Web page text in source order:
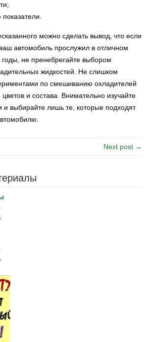
можно сделать вывод, что если
автомобиль прослужил в отличном
годы, не пренебрегайте выбором
жидкостей. Не слишком
по смешиванию охладителей
и состава. Внимательно изучайте
и выбирайте лишь те, которые подходят
Next post →